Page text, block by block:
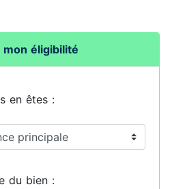
éligibilité
en êtes :
du bien :